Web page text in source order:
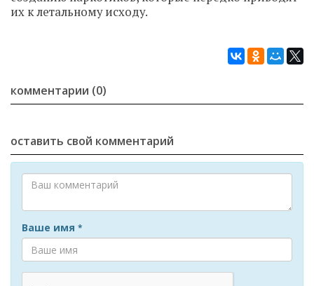
их к летальному исходу.
комментарии (0)
оставить свой комментарий
Ваше имя *